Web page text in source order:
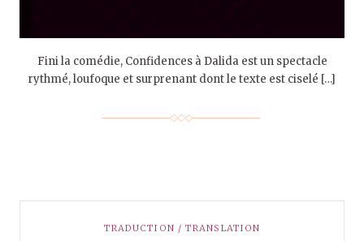
Fini la comédie, Confidences à Dalida est un spectacle
rythmé, loufoque et surprenant dont le texte est ciselé […]
TRADUCTION / TRANSLATION